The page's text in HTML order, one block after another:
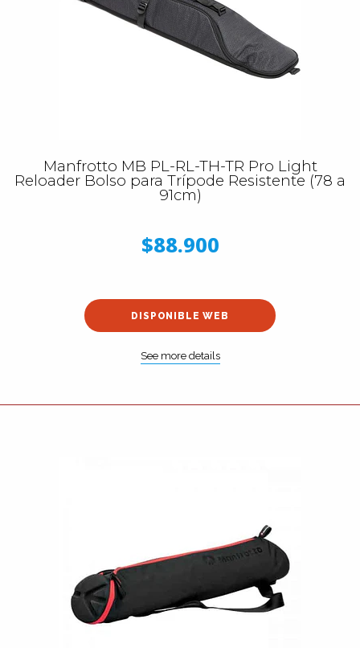
Manfrotto MB PL-RL-TH-TR Pro Light
Reloader Bolso para Trípode Resistente (78 a
91cm)
$88.900
DISPONIBLE WEB
See more details